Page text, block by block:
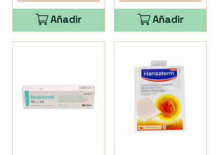
Añadir Añadir